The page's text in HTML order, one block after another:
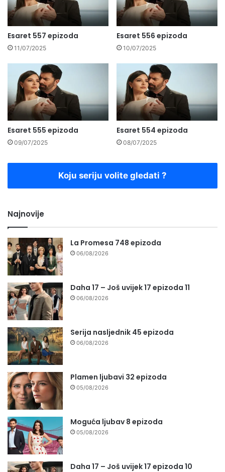
Esaret 557 epizoda
11/07/2025
Esaret 556 epizoda
10/07/2025
Esaret 555 epizoda
09/07/2025
Esaret 554 epizoda
08/07/2025
Koju seriju volite gledati ?
Najnovije
La Promesa 748 epizoda
06/08/2026
Daha 17 – Još uvijek 17 epizoda 11
06/08/2026
Serija nasljednik 45 epizoda
06/08/2026
Plamen ljubavi 32 epizoda
05/08/2026
Moguća ljubav 8 epizoda
05/08/2026
Daha 17 – Još uvijek 17 epizoda 10